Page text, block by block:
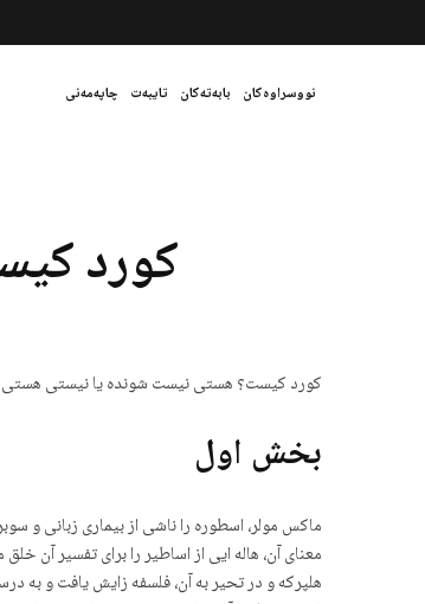
نووسراوەکان بابەتەکان تایبەت چاپەمەنی
کورد
کورد کیست؟ هستی نیست شونده یا نیستی هستی
بخش اول
ماکس مولر، اسطوره را ناشی از بیماری زبانی و
معنای آن، هاله ایی از اساطیر را برای تفسیر
هلپرکه و در تحیر به آن، فلسفه زایش یافت و به